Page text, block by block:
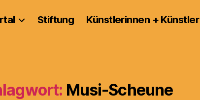
Stiftung Künstlerinnen + Künstler
Musi-Scheune